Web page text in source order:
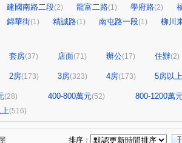
建國南路二段(2) 龍富二路(1) 學府路(2)
錦華街(1) 精誠路(1) 南屯路一段(1)
柳川
套房(37) 店面(71) 辦公(17) 住辦(2)
2房(173) 3房(323) 4房(173) 5房以上
(28) 400-800萬元(52)
800-1200萬
(516)
排序：